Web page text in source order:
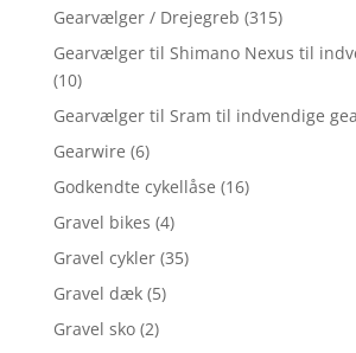
Gearvælger / Drejegreb (315)
Gearvælger til Shimano Nexus til
(10)
Gearvælger til Sram til indvendige
Gearwire (6)
Godkendte cykellåse (16)
Gravel bikes (4)
Gravel cykler (35)
Gravel dæk (5)
Gravel sko (2)